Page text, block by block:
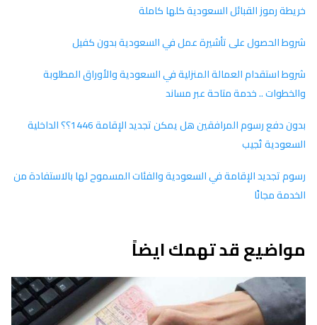
خريطة رموز القبائل السعودية كلها كاملة
شروط الحصول على تأشيرة عمل في السعودية بدون كفيل
شروط استقدام العمالة المنزلية في السعودية والأوراق المطلوبة
والخطوات .. خدمة متاحة عبر مساند
بدون دفع رسوم المرافقين هل يمكن تجديد الإقامة 1446؟؟ الداخلية
السعودية تُجيب
رسوم تجديد الإقامة في السعودية والفئات المسموح لها بالاستفادة من
الخدمة مجانًا
مواضيع قد تهمك ايضاً